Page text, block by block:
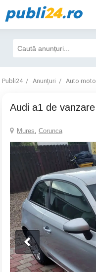
publi24.ro
Publi24 Anunțuri Auto moto
audi a1 de vanzare
Mures, Corunca